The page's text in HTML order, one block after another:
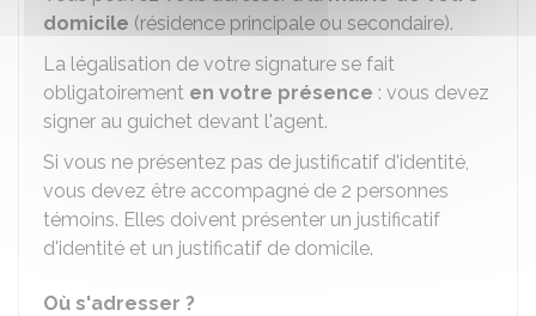
domicile (résidence principale ou secondaire).
La légalisation de votre signature se fait
obligatoirement en votre présence : vous devez
signer au guichet devant l'agent.
Si vous ne présentez pas de justificatif d'identité,
vous devez être accompagné de 2 personnes
témoins. Elles doivent présenter un justificatif
d'identité et un justificatif de domicile.
Où s'adresser ?